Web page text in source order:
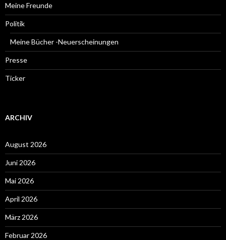
Meine Freunde
Politik
Meine Bücher -Neuerscheinungen
Presse
Ticker
ARCHIV
August 2026
Juni 2026
Mai 2026
April 2026
März 2026
Februar 2026